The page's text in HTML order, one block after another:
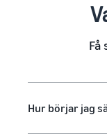
Få
Hur börjar jag